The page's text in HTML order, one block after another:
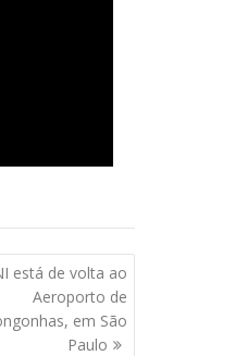
está de volta ao
Aeroporto de
em São
Paulo